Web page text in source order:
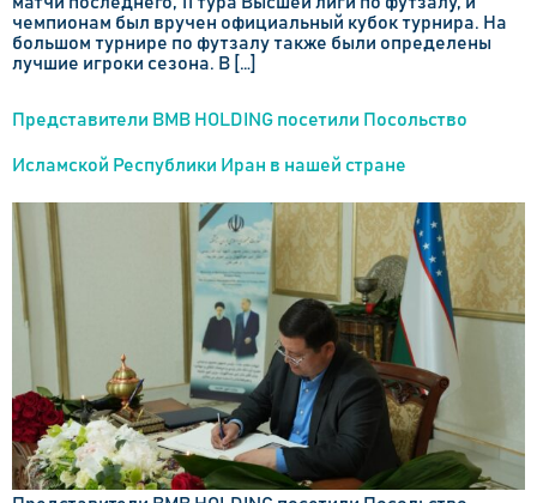
чемпионам был вручен официальный кубок турнира. На
большом турнире по футзалу также были определены
лучшие игроки сезона. В […]
Представители BMB HOLDING посетили Посольство
Исламской Республики Иран в нашей стране